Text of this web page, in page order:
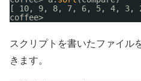
[ 10, 9, 8, 7, 6, 5, 4, 3,
coffee>
スクリプトを書いたファイル
きます。